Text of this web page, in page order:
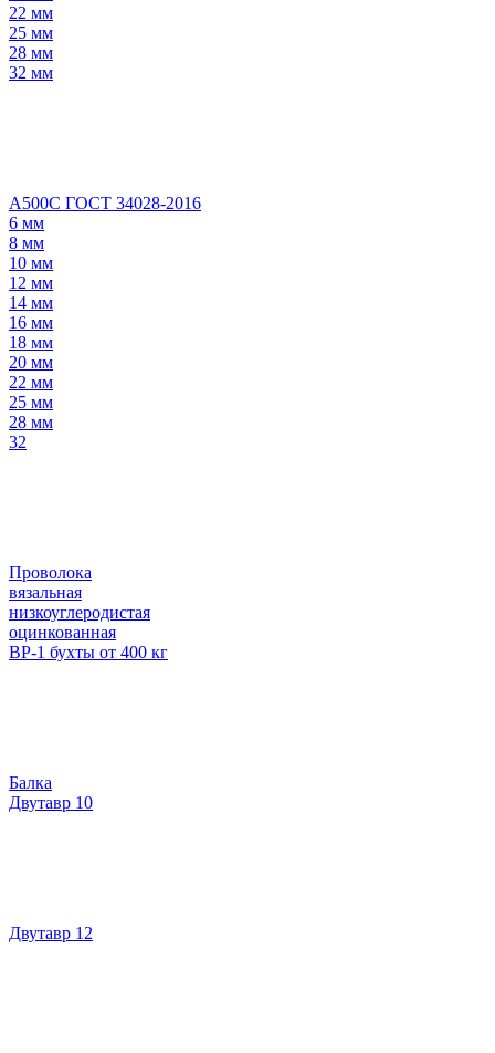
22 мм
25 мм
28 мм
32 мм
А500С ГОСТ 34028-2016
6 мм
8 мм
10 мм
12 мм
14 мм
16 мм
18 мм
20 мм
22 мм
25 мм
28 мм
32
Проволока
вязальная
низкоуглеродистая
оцинкованная
ВР-1 бухты от 400 кг
Балка
Двутавр 10
Двутавр 12